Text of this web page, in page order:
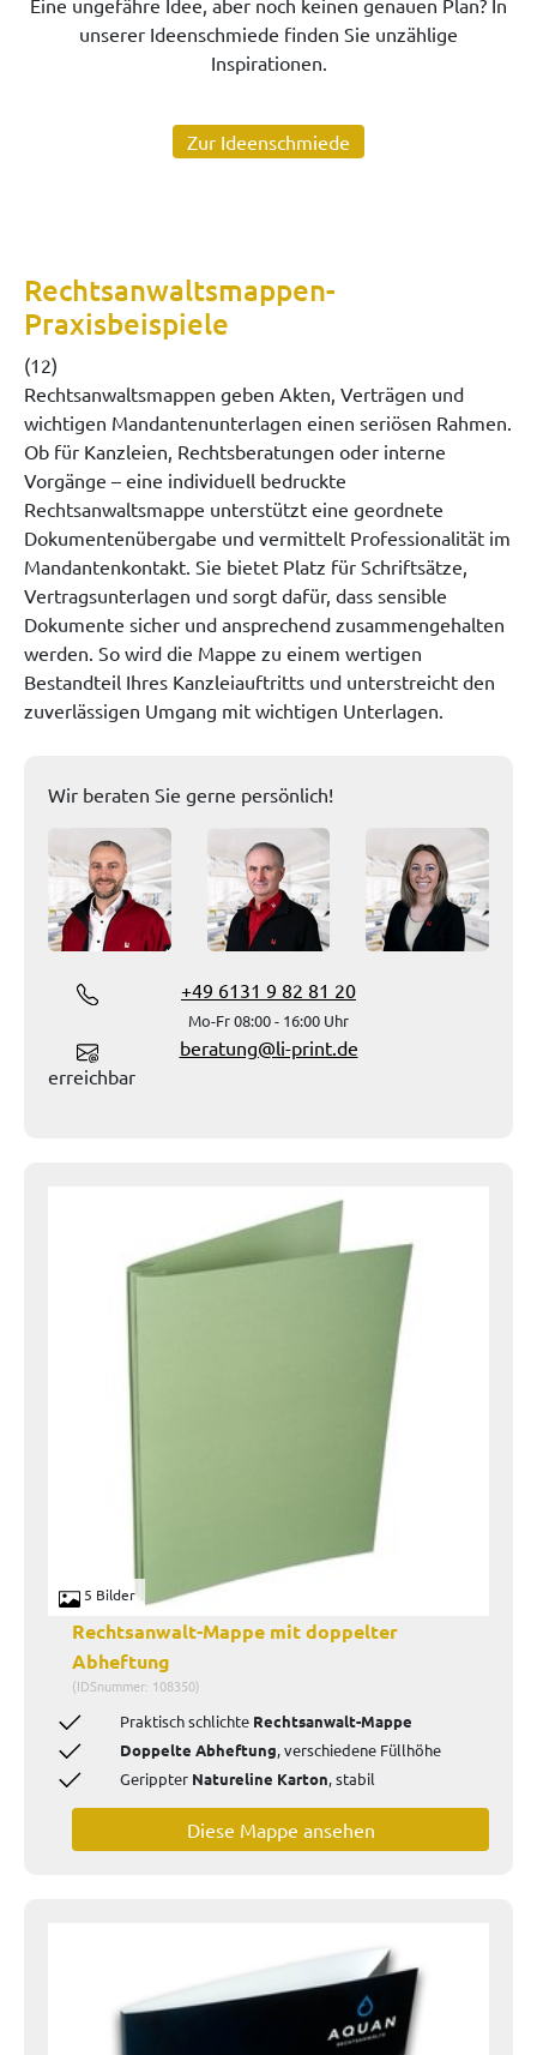
Eine ungefähre Idee, aber noch keinen genauen Plan? In
unserer Ideenschmiede finden Sie unzählige
Inspirationen.
Zur Ideenschmiede
Rechtsanwaltsmappen-
Praxisbeispiele
(12)
Rechtsanwaltsmappen geben Akten, Verträgen und
wichtigen Mandantenunterlagen einen seriösen Rahmen.
Ob für Kanzleien, Rechtsberatungen oder interne
Vorgänge – eine individuell bedruckte
Rechtsanwaltsmappe unterstützt eine geordnete
Dokumentenübergabe und vermittelt Professionalität im
Mandantenkontakt. Sie bietet Platz für Schriftsätze,
Vertragsunterlagen und sorgt dafür, dass sensible
Dokumente sicher und ansprechend zusammengehalten
werden. So wird die Mappe zu einem wertigen
Bestandteil Ihres Kanzleiauftritts und unterstreicht den
zuverlässigen Umgang mit wichtigen Unterlagen.
Wir beraten Sie gerne persönlich!
+49 6131 9 82 81 20
Mo-Fr 08:00 - 16:00 Uhr
beratung@li-print.de
erreichbar
5 Bilder
Rechtsanwalt-Mappe mit doppelter
Abheftung
(IDSnummer: 108350)
Praktisch schlichte Rechtsanwalt-Mappe
Doppelte Abheftung, verschiedene Füllhöhe
Gerippter Natureline Karton, stabil
Diese Mappe ansehen